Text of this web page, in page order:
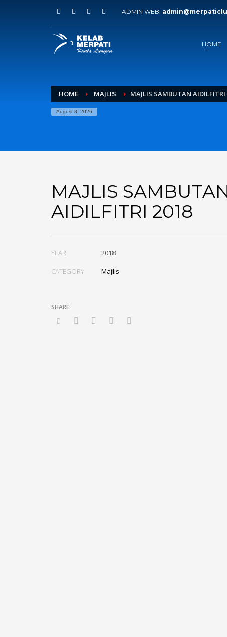
ADMIN WEB:
HOME
HOME MAJLIS MAJLIS SAMBUTAN AIDILFITRI
August 8, 2026
MAJLIS
AIDILFITRI 2018
YEAR 2018
CATEGORY Majlis